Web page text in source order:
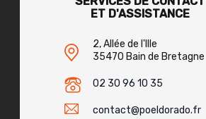
ET D'ASSISTANCE
2, Allée de l'Ille
35470 Bain de Bretagne
02 30 96 10 35
contact@poeldorado.fr